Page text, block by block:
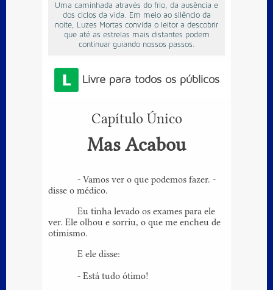
Uma caminhada através do frio, da ausência e
dos ciclos da vida. Em meio ao silêncio da
noite, Luzes Mortas convida o leitor a descobrir
que até as estrelas mais distantes podem
continuar guiando nossos passos.
Livre para todos os públicos
Capítulo Único
Mas Acabou
- Vamos ver o que podemos fazer. -
disse o médico.
Eu tinha levado os exames para ele
ver. Ele olhou e sorriu, o que me encheu de
otimismo.
E ele disse:
- Está tudo ótimo!